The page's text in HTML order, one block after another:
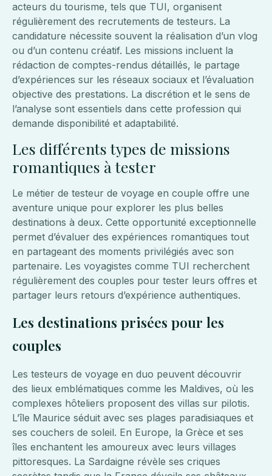
acteurs du tourisme, tels que TUI, organisent
régulièrement des recrutements de testeurs. La
candidature nécessite souvent la réalisation d’un vlog
ou d’un contenu créatif. Les missions incluent la
rédaction de comptes-rendus détaillés, le partage
d’expériences sur les réseaux sociaux et l’évaluation
objective des prestations. La discrétion et le sens de
l’analyse sont essentiels dans cette profession qui
demande disponibilité et adaptabilité.
Les différents types de missions
romantiques à tester
Le métier de testeur de voyage en couple offre une
aventure unique pour explorer les plus belles
destinations à deux. Cette opportunité exceptionnelle
permet d’évaluer des expériences romantiques tout
en partageant des moments privilégiés avec son
partenaire. Les voyagistes comme TUI recherchent
régulièrement des couples pour tester leurs offres et
partager leurs retours d’expérience authentiques.
Les destinations prisées pour les
couples
Les testeurs de voyage en duo peuvent découvrir
des lieux emblématiques comme les Maldives, où les
complexes hôteliers proposent des villas sur pilotis.
L’île Maurice séduit avec ses plages paradisiaques et
ses couchers de soleil. En Europe, la Grèce et ses
îles enchantent les amoureux avec leurs villages
pittoresques. La Sardaigne révèle ses criques